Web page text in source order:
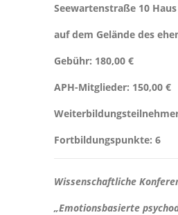
Seewartenstraße 10
auf dem Gelände des
Gebühr: 180,00 €
APH-Mitglieder: 150,00 €
Fortbildungspunkte: 6
Wissenschaftliche
„Emotionsbasierte